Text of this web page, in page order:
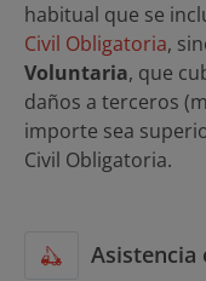
habitual que se
Civil Obligatoria,
Voluntaria, que
daños a terceros
importe sea
Civil Obligatoria.
Asistencia